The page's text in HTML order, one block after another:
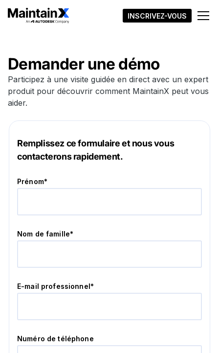
INSCRIVEZ-VOUS
Demander une démo
Participez à une visite guidée en direct avec un expert
produit pour découvrir comment MaintainX peut vous
aider.
Remplissez ce formulaire et nous vous
contacterons rapidement.
Prénom*
Nom de famille*
E-mail professionnel*
Numéro de téléphone